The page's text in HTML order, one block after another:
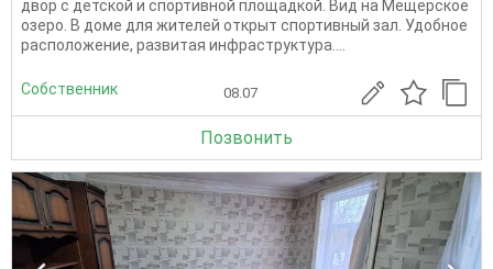
двор с детской и спортивной площадкой. Вид на Мещерское
озеро. В доме для жителей открыт спортивный зал. Удобное
расположение, развитая инфраструктура....
Собственник 08.07
Позвонить